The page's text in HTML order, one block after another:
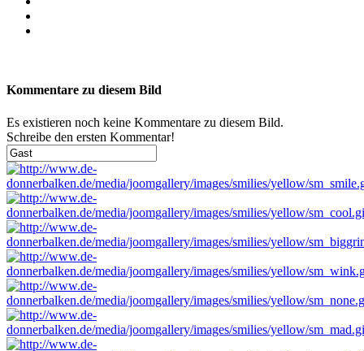
Kommentare zu diesem Bild
Es existieren noch keine Kommentare zu diesem Bild.
Schreibe den ersten Kommentar!